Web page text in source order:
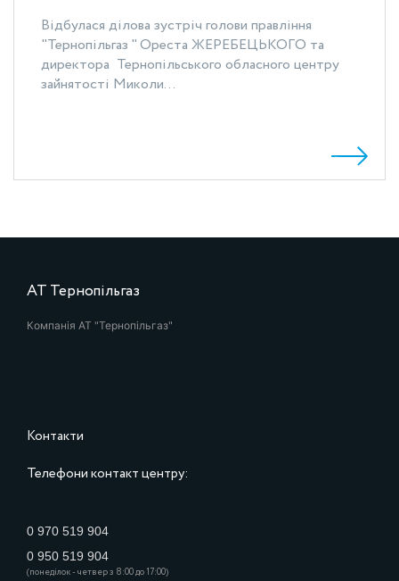
Відбулася ділова зустріч голови правління
"Тернопільгаз " Ореста ЖЕРЕБЕЦЬКОГО та
директора Тернопільського обласного центру
зайнятості Миколи...
АТ Тернопільгаз
Компанія АТ "Тернопільгаз"
Контакти
Телефони контакт центру:
0 970 519 904
0 950 519 904
(понеділок - четвер з 8:00 до 17:00)